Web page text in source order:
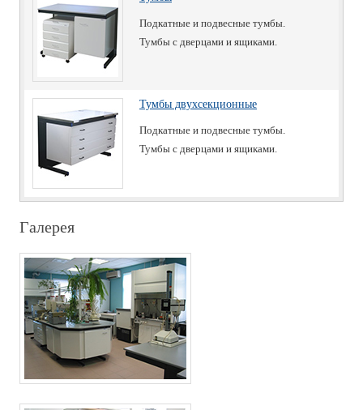
Подкатные и подвесные тумбы.
Тумбы с дверцами и ящиками.
Тумбы двухсекционные
Подкатные и подвесные тумбы.
Тумбы с дверцами и ящиками.
Галерея